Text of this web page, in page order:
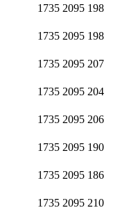
1735 2095 198
1735 2095 198
1735 2095 207
1735 2095 204
1735 2095 206
1735 2095 190
1735 2095 186
1735 2095 210